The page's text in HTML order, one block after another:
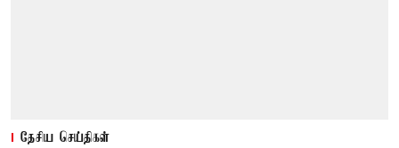
தேசிய செய்திகள்